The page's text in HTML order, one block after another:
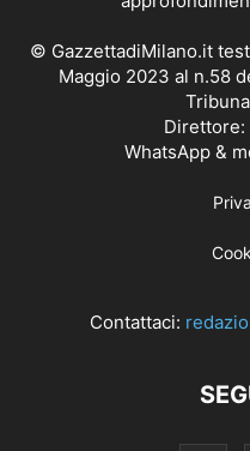
© GazzettadiMilano.it
Maggio 2023 al n.58
Direttore:
WhatsApp &
Contattaci: